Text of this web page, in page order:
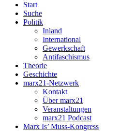
Start
Suche
Politik
Inland
International
Gewerkschaft
Antifaschismus
Theorie
Geschichte
marx21-Netzwerk
Kontakt
Über marx21
Veranstaltungen
marx21 Podcast
Marx Is’ Muss-Kongress